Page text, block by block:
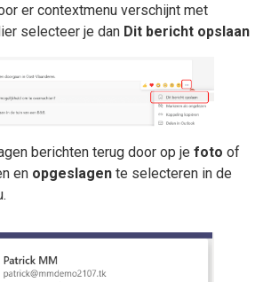
er contextmenu verschijnt met
selecteer je dan Dit bericht opslaan
berichten terug door op je foto of
en opgeslagen te selecteren in de